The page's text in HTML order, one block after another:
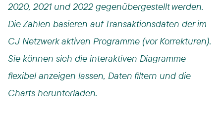
2020, 2021 und 2022 gegenübergestellt werden.
Die Zahlen basieren auf Transaktionsdaten der im
CJ Netzwerk aktiven Programme (vor Korrekturen).
Sie können sich die interaktiven Diagramme
flexibel anzeigen lassen, Daten filtern und die
Charts herunterladen.